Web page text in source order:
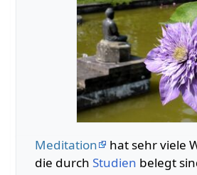
Meditation
hat sehr viele
die durch Studien belegt